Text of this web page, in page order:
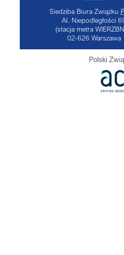
Siedziba Biura Związku
Al. Niepodległości
(stacja metra
02-626 Warszawa
Polski